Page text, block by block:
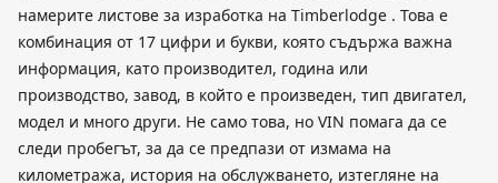
намерите листове за изработка на Timberlodge . Това е
комбинация от 17 цифри и букви, която съдържа важна
информация, като производител, година или
производство, завод, в който е произведен, тип двигател,
модел и много други. Не само това, но VIN помага да се
следи пробегът, за да се предпази от измама на
километража, история на обслужването, изтегляне на